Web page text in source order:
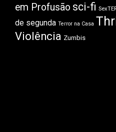
em Profusão sci-fi
de segunda Terror na Casa
Violência Zumbis